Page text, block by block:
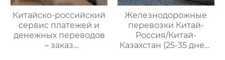
Китайско-российский
сервис платежей и
денежных переводов
– заказ
Железнодорожные
перевозки Китай-
Россия/Китай-
Казахстан (25-35 дней)